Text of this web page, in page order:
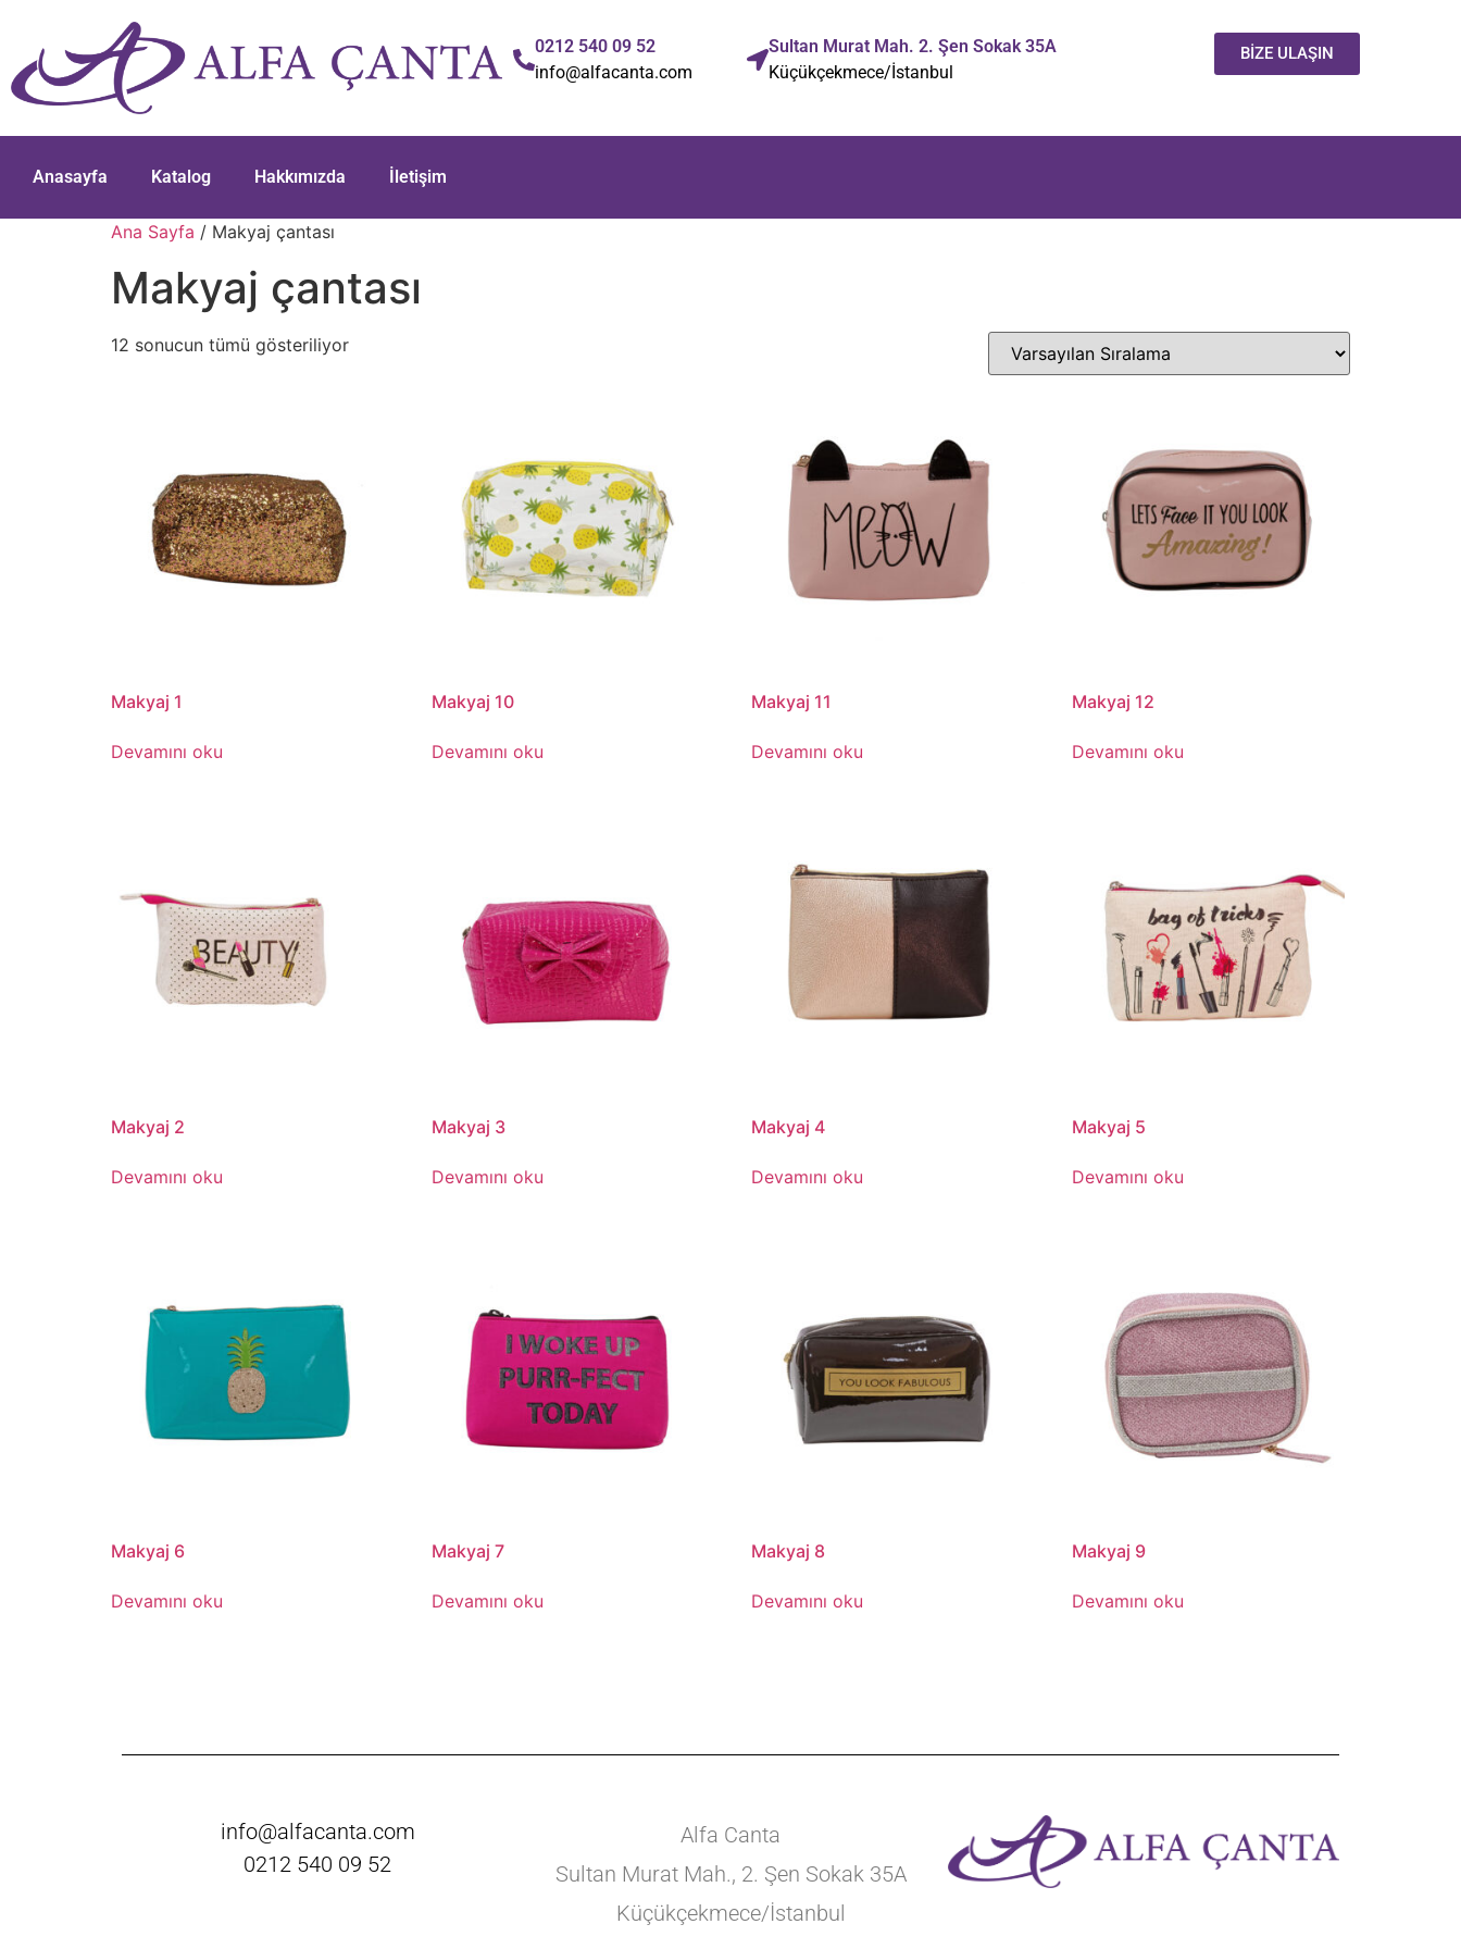
0212 540 09 52
info@alfacanta.com
Sultan Murat Mah. 2. Şen Sokak 35A
Küçükçekmece/İstanbul
BİZE ULAŞIN
Anasayfa Katalog Hakkımızda İletişim
Ana Sayfa / Makyaj çantası
Makyaj çantası
12 sonucun tümü gösteriliyor
Makyaj 1
Devamını oku
Makyaj 10
Devamını oku
Makyaj 11
Devamını oku
Makyaj 12
Devamını oku
Makyaj 2
Devamını oku
Makyaj 3
Devamını oku
Makyaj 4
Devamını oku
Makyaj 5
Devamını oku
Makyaj 6
Devamını oku
Makyaj 7
Devamını oku
Makyaj 8
Devamını oku
Makyaj 9
Devamını oku
info@alfacanta.com
0212 540 09 52
Alfa Canta
Sultan Murat Mah., 2. Şen Sokak 35A
Küçükçekmece/İstanbul